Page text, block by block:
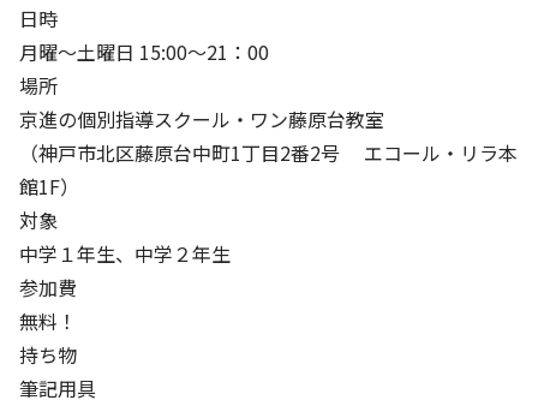
日時
月曜～土曜日 15:00～21：00
場所
京進の個別指導スクール・ワン藤原台教室
（神戸市北区藤原台中町1丁目2番2号 エコール・リラ本
館1F）
対象
中学１年生、中学２年生
参加費
無料！
持ち物
筆記用具